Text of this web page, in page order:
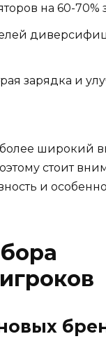
на 60-70%
зарядка и
широкий
стоит
и